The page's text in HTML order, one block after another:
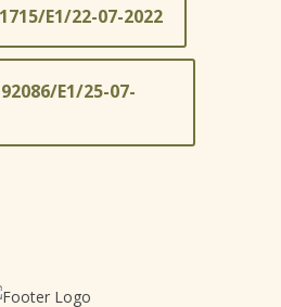
Ε1/22-07-2022
Ε1/25-07-